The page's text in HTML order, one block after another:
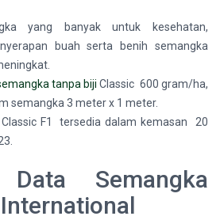
yang banyak untuk kesehatan,
buah serta benih semangka
tanpa biji Classic 600 gram/ha,
semangka 3 meter x 1 meter.
F1 tersedia dalam kemasan 20
Data Semangka